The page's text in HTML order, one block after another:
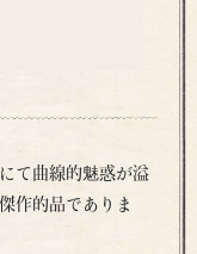
て曲線的魅惑が溢
作的品でありま